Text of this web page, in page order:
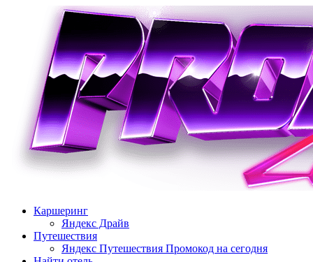
содержимому
Каршеринг
Яндекс Драйв
Путешествия
Яндекс Путешествия Промокод на сегодня